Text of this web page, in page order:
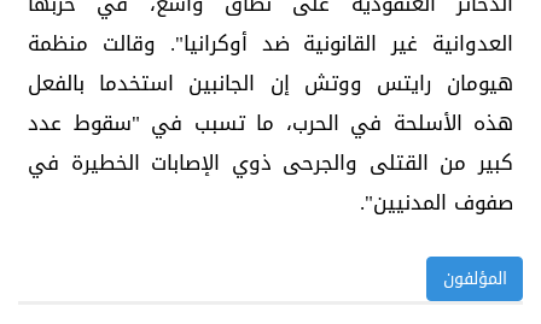
العدوانية غير القانونية ضد أوكرانيا". وقالت منظمة
هيومان رايتس ووتش إن الجانبين استخدما بالفعل
هذه الأسلحة في الحرب، ما تسبب في "سقوط عدد
كبير من القتلى والجرحى ذوي الإصابات الخطيرة في
صفوف المدنيين".
المؤلفون